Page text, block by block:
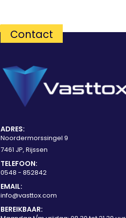
Contact
ADRES:
Noordermorssingel 9
7461 JP, Rijssen
TELEFOON:
0548 - 852842
EMAIL:
info@vasttox.com
BEREIKBAAR: